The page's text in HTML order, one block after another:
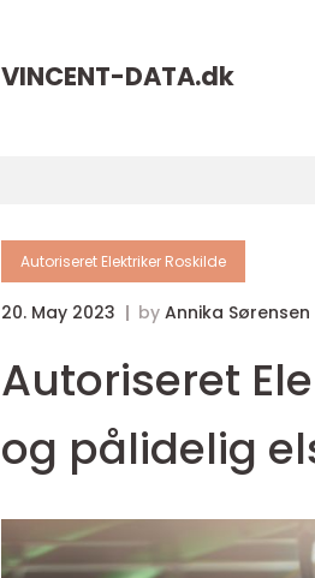
VINCENT-DATA.dk
Autoriseret Elektriker Roskilde
20. May 2023 by Annika Sørensen
Autoriseret
og pålidelig